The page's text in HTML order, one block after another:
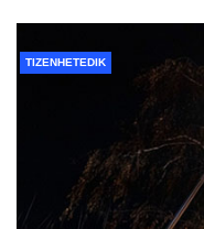
TIZENHETEDIK